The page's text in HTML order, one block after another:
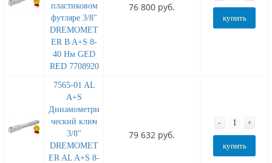
пластиковом
футляре 3/8"
DREMOMET
ER B A+S 8-
40 Нм GED
RED 7708920
76 800 руб.
купить
7565-01 AL
A+S
Динамометри
ческий ключ
3/8"
DREMOMET
ER AL A+S 8-
79 632 руб.
- +
купить